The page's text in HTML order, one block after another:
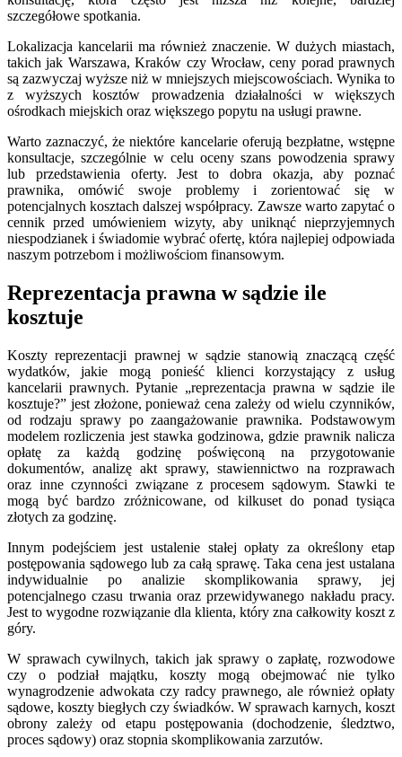
szczegółowe spotkania.
Lokalizacja kancelarii ma również znaczenie. W dużych miastach,
takich jak Warszawa, Kraków czy Wrocław, ceny porad prawnych
są zazwyczaj wyższe niż w mniejszych miejscowościach. Wynika to
z wyższych kosztów prowadzenia działalności w większych
ośrodkach miejskich oraz większego popytu na usługi prawne.
Warto zaznaczyć, że niektóre kancelarie oferują bezpłatne, wstępne
konsultacje, szczególnie w celu oceny szans powodzenia sprawy
lub przedstawienia oferty. Jest to dobra okazja, aby poznać
prawnika, omówić swoje problemy i zorientować się w
potencjalnych kosztach dalszej współpracy. Zawsze warto zapytać o
cennik przed umówieniem wizyty, aby uniknąć nieprzyjemnych
niespodzianek i świadomie wybrać ofertę, która najlepiej odpowiada
naszym potrzebom i możliwościom finansowym.
Reprezentacja prawna w sądzie ile
kosztuje
Koszty reprezentacji prawnej w sądzie stanowią znaczącą część
wydatków, jakie mogą ponieść klienci korzystający z usług
kancelarii prawnych. Pytanie „reprezentacja prawna w sądzie ile
kosztuje?” jest złożone, ponieważ cena zależy od wielu czynników,
od rodzaju sprawy po zaangażowanie prawnika. Podstawowym
modelem rozliczenia jest stawka godzinowa, gdzie prawnik nalicza
opłatę za każdą godzinę poświęconą na przygotowanie
dokumentów, analizę akt sprawy, stawiennictwo na rozprawach
oraz inne czynności związane z procesem sądowym. Stawki te
mogą być bardzo zróżnicowane, od kilkuset do ponad tysiąca
złotych za godzinę.
Innym podejściem jest ustalenie stałej opłaty za określony etap
postępowania sądowego lub za całą sprawę. Taka cena jest ustalana
indywidualnie po analizie skomplikowania sprawy, jej
potencjalnego czasu trwania oraz przewidywanego nakładu pracy.
Jest to wygodne rozwiązanie dla klienta, który zna całkowity koszt z
góry.
W sprawach cywilnych, takich jak sprawy o zapłatę, rozwodowe
czy o podział majątku, koszty mogą obejmować nie tylko
wynagrodzenie adwokata czy radcy prawnego, ale również opłaty
sądowe, koszty biegłych czy świadków. W sprawach karnych, koszt
obrony zależy od etapu postępowania (dochodzenie, śledztwo,
proces sądowy) oraz stopnia skomplikowania zarzutów.